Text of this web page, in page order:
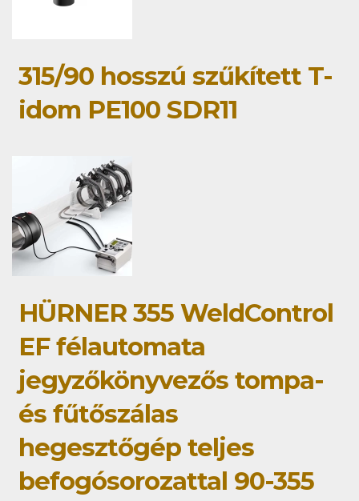
315/90 hosszú szűkített T-
idom PE100 SDR11
HÜRNER 355 WeldControl
EF félautomata
jegyzőkönyvezős tompa-
és fűtőszálas
hegesztőgép teljes
befogósorozattal 90-355